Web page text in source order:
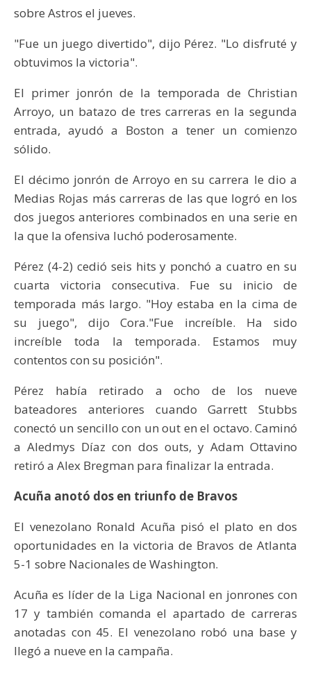
sobre Astros el jueves.
"Fue un juego divertido", dijo Pérez. "Lo disfruté y
obtuvimos la victoria".
El primer jonrón de la temporada de Christian
Arroyo, un batazo de tres carreras en la segunda
entrada, ayudó a Boston a tener un comienzo
sólido.
El décimo jonrón de Arroyo en su carrera le dio a
Medias Rojas más carreras de las que logró en los
dos juegos anteriores combinados en una serie en
la que la ofensiva luchó poderosamente.
Pérez (4-2) cedió seis hits y ponchó a cuatro en su
cuarta victoria consecutiva. Fue su inicio de
temporada más largo. "Hoy estaba en la cima de
su juego", dijo Cora. ​​"Fue increíble. Ha sido
increíble toda la temporada. Estamos muy
contentos con su posición".
Pérez había retirado a ocho de los nueve
bateadores anteriores cuando Garrett Stubbs
conectó un sencillo con un out en el octavo. Caminó
a Aledmys Díaz con dos outs, y Adam Ottavino
retiró a Alex Bregman para finalizar la entrada.
Acuña anotó dos en triunfo de Bravos
El venezolano Ronald Acuña pisó el plato en dos
oportunidades en la victoria de Bravos de Atlanta
5-1 sobre Nacionales de Washington.
Acuña es líder de la Liga Nacional en jonrones con
17 y también comanda el apartado de carreras
anotadas con 45. El venezolano robó una base y
llegó a nueve en la campaña.